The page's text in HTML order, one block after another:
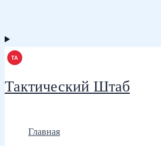
Тактический Штаб
Главная